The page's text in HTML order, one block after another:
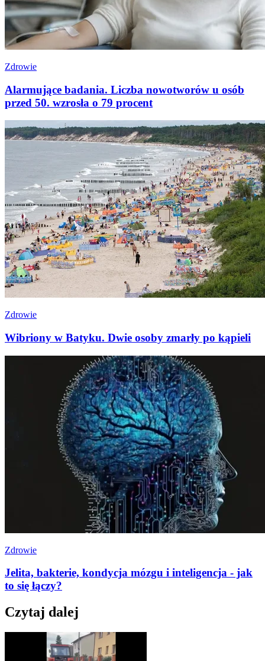
Zdrowie
Alarmujące badania. Liczba nowotworów u osób
przed 50. wzrosła o 79 procent
Zdrowie
Wibriony w Batyku. Dwie osoby zmarły po kąpieli
Zdrowie
Jelita, bakterie, kondycja mózgu i inteligencja - jak
to się łączy?
Czytaj dalej